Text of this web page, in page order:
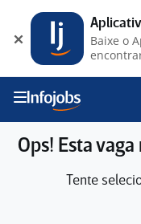
Ops! Esta
Tente
Baixe o